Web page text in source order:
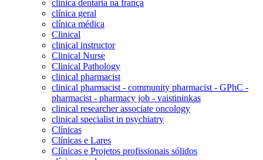
clinica dentaria na frança
clínica geral
clínica médica
Clinical
clinical instructor
Clinical Nurse
Clinical Pathology
clinical pharmacist
clinical pharmacist - community pharmacist - GPhC -
pharmacist - pharmacy job - vaistininkas
clinical researcher associate oncology
clinical specialist in psychiatry
Clínicas
Clínicas e Lares
Clínicas e Projetos profissionais sólidos